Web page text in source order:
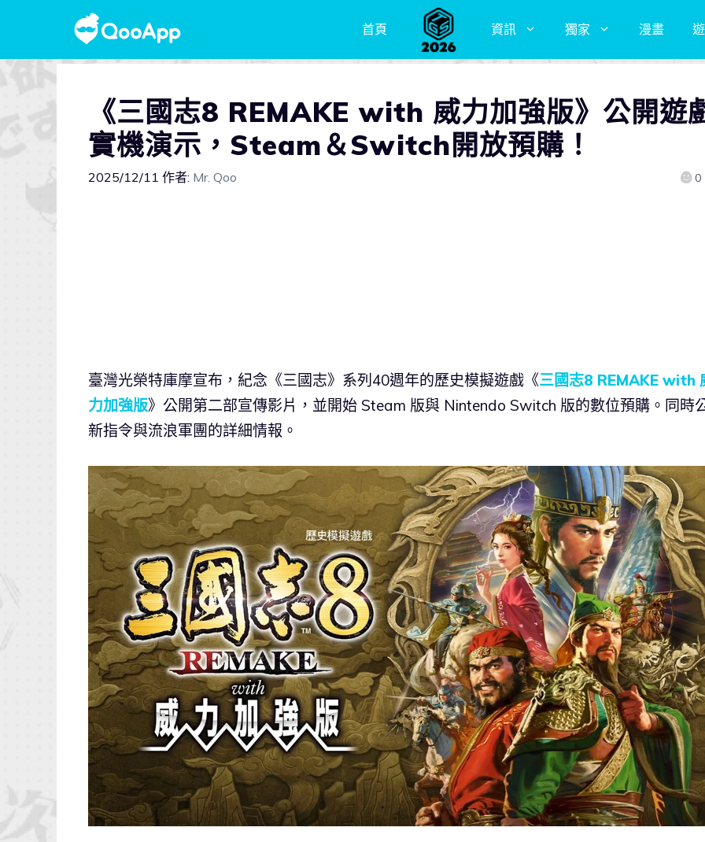
首頁 資訊 獨家 漫畫
《三國志8 REMAKE with 威力加強版》公開遊
實機演示，Steam＆Switch開放預購！
2025/12/11 作者: Mr. Qoo 0
臺灣光榮特庫摩宣布，紀念《三國志》系列40週年的歷史模擬遊戲《三國志8 REMAKE with
力加強版》公開第二部宣傳影片，並開始 Steam 版與 Nintendo Switch 版的數位預購。同時
新指令與流浪軍團的詳細情報。